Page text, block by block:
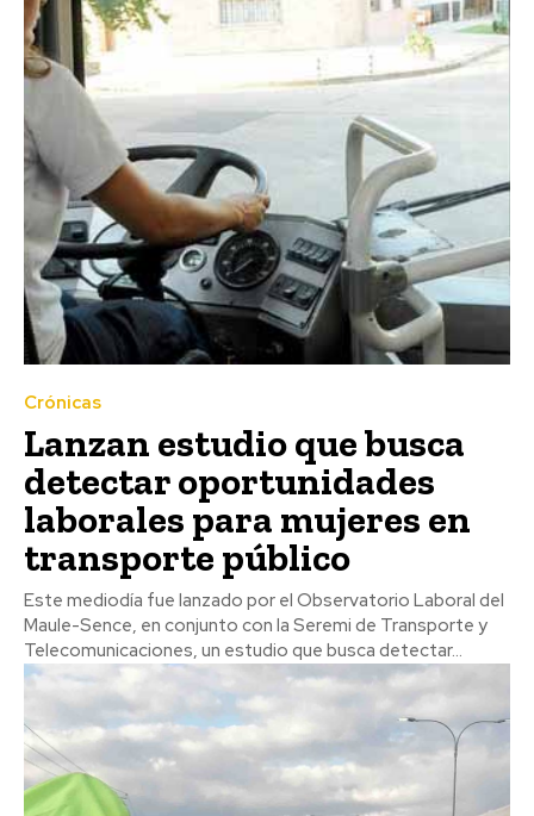
Crónicas
Lanzan estudio que busca
detectar oportunidades
laborales para mujeres en
transporte público
Este mediodía fue lanzado por el Observatorio Laboral del
Maule-Sence, en conjunto con la Seremi de Transporte y
Telecomunicaciones, un estudio que busca detectar...